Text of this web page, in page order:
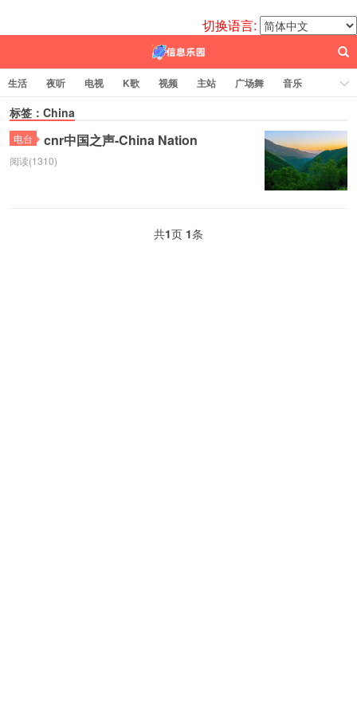
切换语言:
生活 夜听 电视 K歌 视频 主站 广场舞
音乐
歌曲
电台
标签：China
电台 cnr中国之声-China Nation
阅读(1310)
共1页 1条